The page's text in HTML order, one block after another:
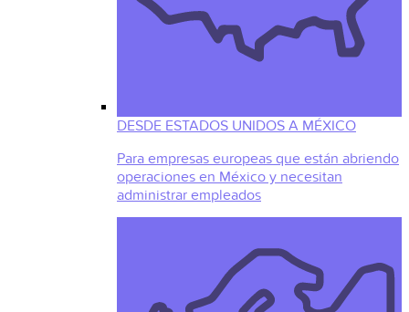
DESDE ESTADOS UNIDOS A MÉXICO
Para empresas europeas que están abriendo
operaciones en México y necesitan
administrar empleados